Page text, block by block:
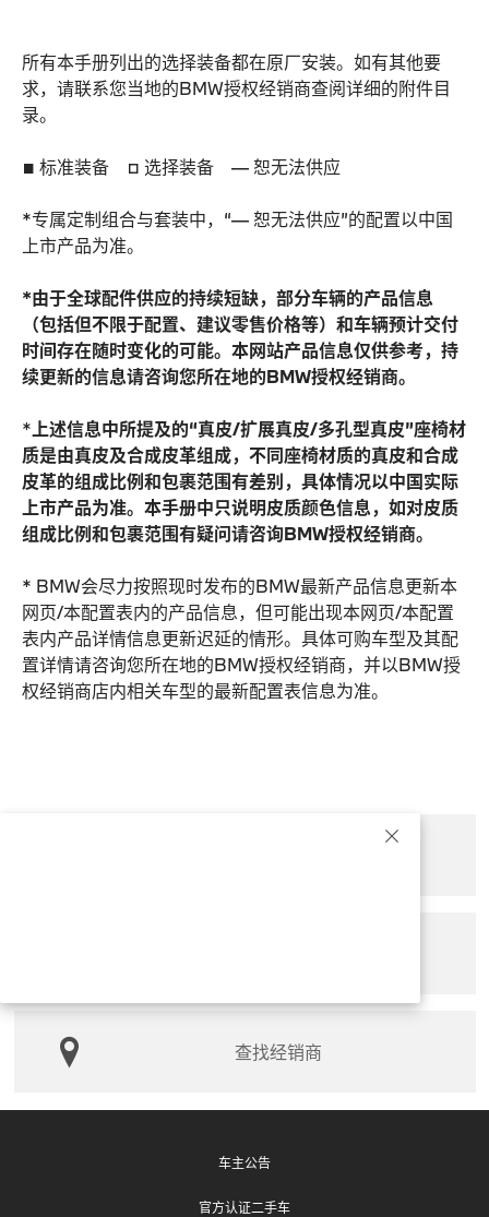
所有本手册列出的选择装备都在原厂安装。如有其他要
求，请联系您当地的BMW授权经销商查阅详细的附件目
录。
■ 标准装备 □ 选择装备 — 恕无法供应
*专属定制组合与套装中，“— 恕无法供应”的配置以中国
上市产品为准。
*由于全球配件供应的持续短缺，部分车辆的产品信息
（包括但不限于配置、建议零售价格等）和车辆预计交付
时间存在随时变化的可能。本网站产品信息仅供参考，持
续更新的信息请咨询您所在地的BMW授权经销商。
* 上述信息中所提及的“真皮/扩展真皮/多孔型真皮”座椅材
质是由真皮及合成皮革组成，不同座椅材质的真皮和合成
皮革的组成比例和包裹范围有差别，具体情况以中国实际
上市产品为准。本手册中只说明皮质颜色信息，如对皮质
组成比例和包裹范围有疑问请咨询BMW授权经销商。
* BMW会尽力按照现时发布的BMW最新产品信息更新本
网页/本配置表内的产品信息，但可能出现本网页/本配置
表内产品详情信息更新迟延的情形。具体可购车型及其配
置详情请咨询您所在地的BMW授权经销商，并以BMW授
权经销商店内相关车型的最新配置表信息为准。
查找经销商
车主公告
官方认证二手车